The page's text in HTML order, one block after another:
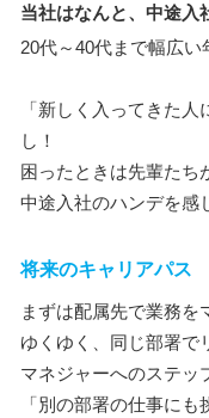
当社はなんと、中途入
20代～40代まで幅広
「新しく入ってきた
し！
困ったときは先輩たち
中途入社のハンデを
将来のキャリアパス
まずは配属先で業務を
ゆくゆく、同じ部署で
マネジャーへのステッ
「別の部署の仕事に